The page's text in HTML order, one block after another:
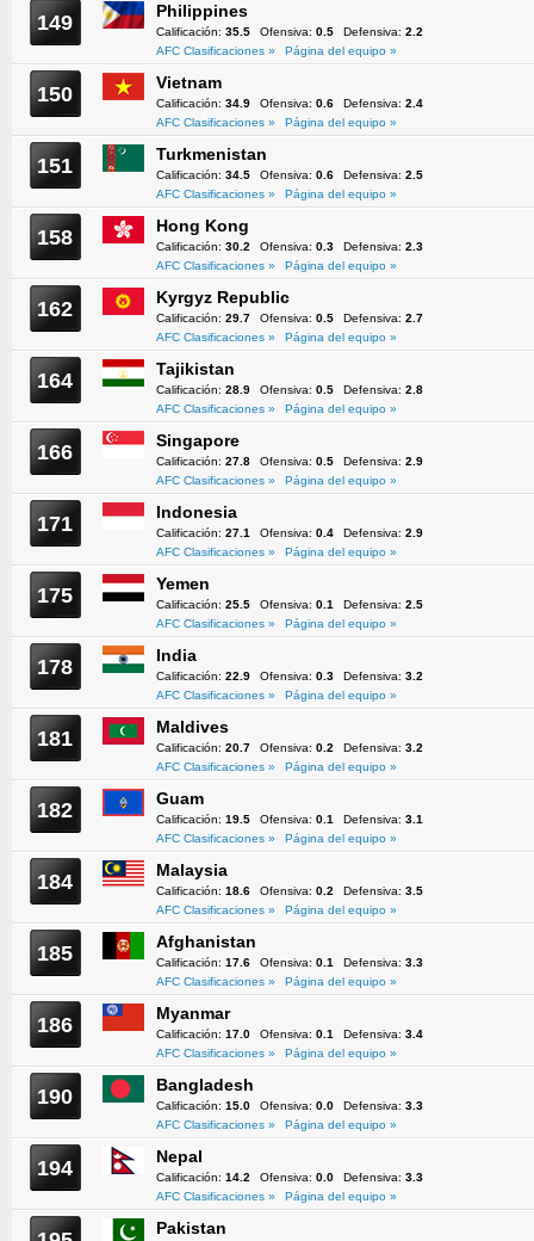
149 Philippines
Calificación: 35.5 Ofensiva: 0.5 Defensiva: 2.2
AFC Clasificaciones »
Página del equipo »
150 Vietnam
Calificación: 34.9 Ofensiva: 0.6 Defensiva: 2.4
AFC Clasificaciones »
Página del equipo »
151 Turkmenistan
Calificación: 34.5 Ofensiva: 0.6 Defensiva: 2.5
AFC Clasificaciones »
Página del equipo »
158 Hong Kong
Calificación: 30.2 Ofensiva: 0.3 Defensiva: 2.3
AFC Clasificaciones »
Página del equipo »
162 Kyrgyz Republic
Calificación: 29.7 Ofensiva: 0.5 Defensiva: 2.7
AFC Clasificaciones »
Página del equipo »
164 Tajikistan
Calificación: 28.9 Ofensiva: 0.5 Defensiva: 2.8
AFC Clasificaciones »
Página del equipo »
166 Singapore
Calificación: 27.8 Ofensiva: 0.5 Defensiva: 2.9
AFC Clasificaciones »
Página del equipo »
171 Indonesia
Calificación: 27.1 Ofensiva: 0.4 Defensiva: 2.9
AFC Clasificaciones »
Página del equipo »
175 Yemen
Calificación: 25.5 Ofensiva: 0.1 Defensiva: 2.5
AFC Clasificaciones »
Página del equipo »
178 India
Calificación: 22.9 Ofensiva: 0.3 Defensiva: 3.2
AFC Clasificaciones »
Página del equipo »
181 Maldives
Calificación: 20.7 Ofensiva: 0.2 Defensiva: 3.2
AFC Clasificaciones »
Página del equipo »
182 Guam
Calificación: 19.5 Ofensiva: 0.1 Defensiva: 3.1
AFC Clasificaciones »
Página del equipo »
184 Malaysia
Calificación: 18.6 Ofensiva: 0.2 Defensiva: 3.5
AFC Clasificaciones »
Página del equipo »
185 Afghanistan
Calificación: 17.6 Ofensiva: 0.1 Defensiva: 3.3
AFC Clasificaciones »
Página del equipo »
186 Myanmar
Calificación: 17.0 Ofensiva: 0.1 Defensiva: 3.4
AFC Clasificaciones »
Página del equipo »
190 Bangladesh
Calificación: 15.0 Ofensiva: 0.0 Defensiva: 3.3
AFC Clasificaciones »
Página del equipo »
194 Nepal
Calificación: 14.2 Ofensiva: 0.0 Defensiva: 3.3
AFC Clasificaciones »
Página del equipo »
Pakistan